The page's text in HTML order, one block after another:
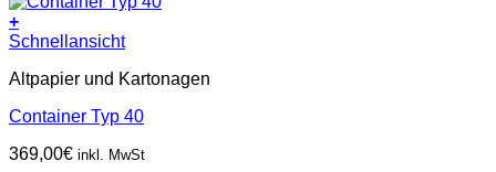
+
Schnellansicht
Altpapier und Kartonagen
Container Typ 40
369,00€ inkl. MwSt